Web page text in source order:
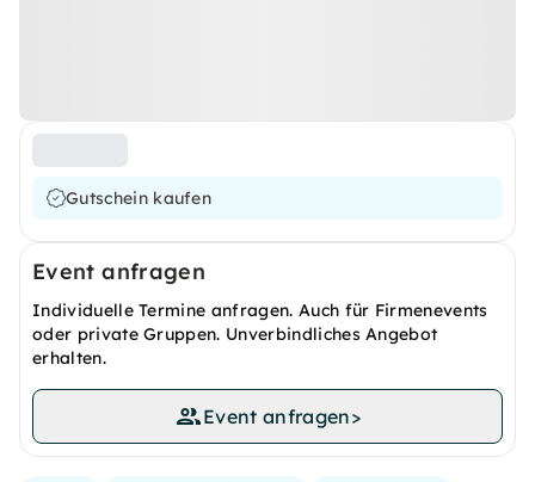
Gutschein kaufen
Event anfragen
Individuelle Termine anfragen. Auch für Firmenevents
oder private Gruppen. Unverbindliches Angebot
erhalten.
Event anfragen>